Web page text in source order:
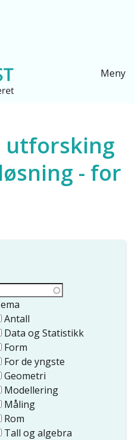
Meny
for alle
- for
Antall
Data og Statistikk
Form
For de yngste
Geometri
Modellering
Måling
Rom
Tall og algebra